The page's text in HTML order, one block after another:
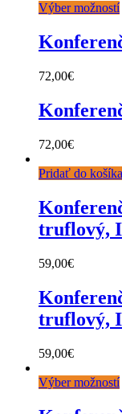
Výber možností
72,00€
72,00€
Pridať do košíka
truflový,
59,00€
truflový,
59,00€
Výber možností